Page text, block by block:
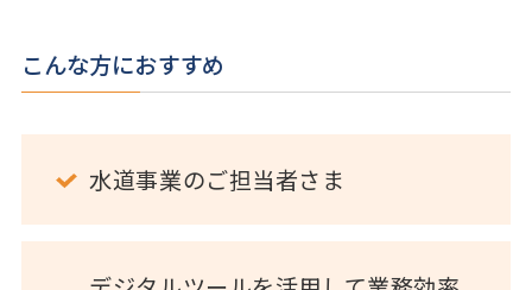
こんな方におすすめ
水道事業のご担当者さま